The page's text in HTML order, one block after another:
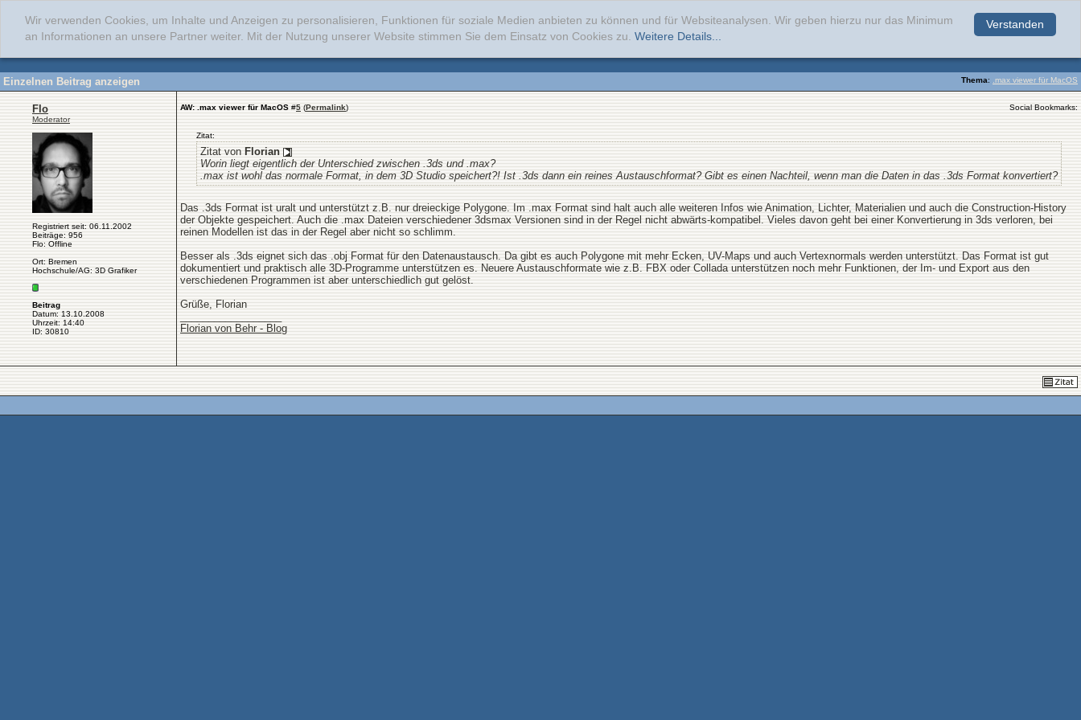
Verstanden
Wir verwenden Cookies, um Inhalte und Anzeigen zu personalisieren, Funktionen für soziale Medien anbieten zu können und für Websiteanalysen. Wir geben hierzu nur das Minimum
an Informationen an unsere Partner weiter. Mit der Nutzung unserer Website stimmen Sie dem Einsatz von Cookies zu. Weitere Details...
Thema: .max viewer für MacOS
Einzelnen Beitrag anzeigen
Flo
Moderator
Registriert seit: 06.11.2002
Beiträge: 956
Flo: Offline
Ort: Bremen
Hochschule/AG: 3D Grafiker
Beitrag
Datum: 13.10.2008
Uhrzeit: 14:40
ID: 30810
AW: .max viewer für MacOS #5 (Permalink) Social Bookmarks:
Zitat:
Zitat von Florian
Worin liegt eigentlich der Unterschied zwischen .3ds und .max?
.max ist wohl das normale Format, in dem 3D Studio speichert?! Ist .3ds dann ein reines Austauschformat? Gibt es einen Nachteil, wenn man die Daten in das .3ds Format konvertiert?
Das .3ds Format ist uralt und unterstützt z.B. nur dreieckige Polygone. Im .max Format sind halt auch alle weiteren Infos wie Animation, Lichter, Materialien und auch die Construction-History
der Objekte gespeichert. Auch die .max Dateien verschiedener 3dsmax Versionen sind in der Regel nicht abwärts-kompatibel. Vieles davon geht bei einer Konvertierung in 3ds verloren, bei
reinen Modellen ist das in der Regel aber nicht so schlimm.
Besser als .3ds eignet sich das .obj Format für den Datenaustausch. Da gibt es auch Polygone mit mehr Ecken, UV-Maps und auch Vertexnormals werden unterstützt. Das Format ist gut
dokumentiert und praktisch alle 3D-Programme unterstützen es. Neuere Austauschformate wie z.B. FBX oder Collada unterstützen noch mehr Funktionen, der Im- und Export aus den
verschiedenen Programmen ist aber unterschiedlich gut gelöst.
Grüße, Florian
Florian von Behr - Blog